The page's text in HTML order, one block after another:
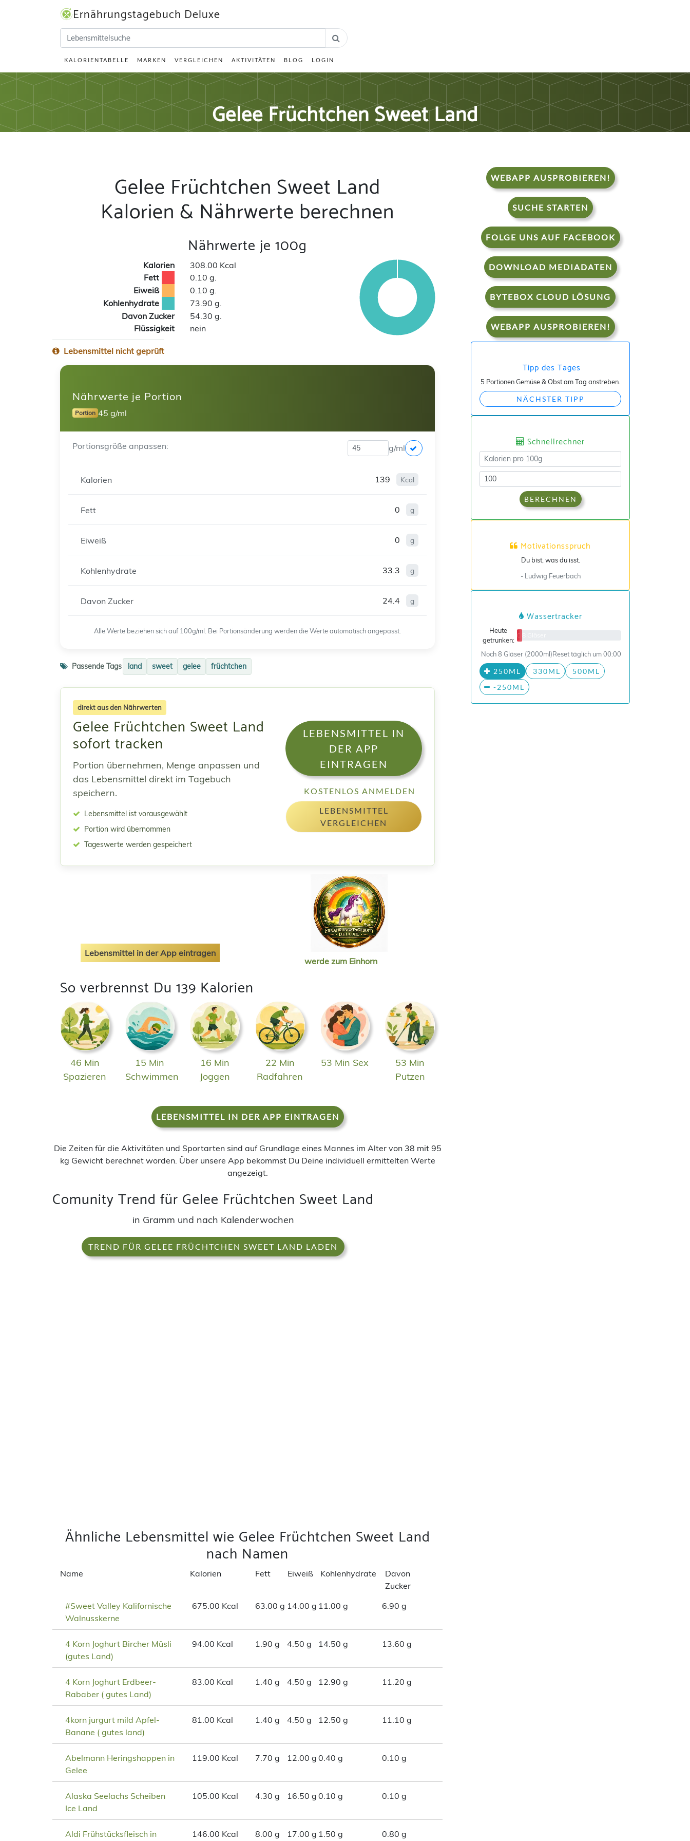
Ernährungstagebuch Deluxe
KALORIENTABELLE MARKEN VERGLEICHEN AKTIVITÄTEN BLOG LOGIN
Gelee Früchtchen Sweet Land
Gelee Früchtchen Sweet Land
Kalorien & Nährwerte berechnen
Nährwerte je 100g
Kalorien
308.00 Kcal
Fett
0.10 g.
Eiweiß
0.10 g.
Kohlenhydrate
73.90 g.
Davon Zucker
54.30 g.
Flüssigkeit
nein
Lebensmittel nicht geprüft
Nährwerte je Portion
Portion 45 g/ml
Portionsgröße anpassen: g/ml
Kalorien 139 Kcal
Fett 0 g
Eiweiß 0 g
Kohlenhydrate 33.3 g
Davon Zucker 24.4 g
Alle Werte beziehen sich auf 100g/ml. Bei Portionsänderung werden die Werte automatisch angepasst.
Passende Tags land sweet gelee früchtchen
direkt aus den Nährwerten
Gelee Früchtchen Sweet Land
sofort tracken
Portion übernehmen, Menge anpassen und
das Lebensmittel direkt im Tagebuch
speichern.
Lebensmittel ist vorausgewählt
Portion wird übernommen
Tageswerte werden gespeichert
LEBENSMITTEL IN
DER APP
EINTRAGEN
KOSTENLOS ANMELDEN
LEBENSMITTEL
VERGLEICHEN
Lebensmittel in der App eintragen
werde zum Einhorn
So verbrennst Du 139 Kalorien
46 Min
Spazieren
15 Min
Schwimmen
16 Min
Joggen
22 Min
Radfahren
53 Min Sex
53 Min
Putzen
LEBENSMITTEL IN DER APP EINTRAGEN
Die Zeiten für die Aktivitäten und Sportarten sind auf Grundlage eines Mannes im Alter von 38 mit 95
kg Gewicht berechnet worden. Über unsere App bekommst Du Deine individuell ermittelten Werte
angezeigt.
Comunity Trend für Gelee Früchtchen Sweet Land
in Gramm und nach Kalenderwochen
TREND FÜR GELEE FRÜCHTCHEN SWEET LAND LADEN
Ähnliche Lebensmittel wie Gelee Früchtchen Sweet Land
nach Namen
Name Kalorien Fett Eiweiß Kohlenhydrate
Davon
Zucker
#Sweet Valley Kalifornische
Walnusskerne
675.00 Kcal 63.00 g 14.00 g 11.00 g 6.90 g
4 Korn Joghurt Bircher Müsli
(gutes Land)
94.00 Kcal 1.90 g 4.50 g 14.50 g 13.60 g
4 Korn Joghurt Erdbeer-
Rababer ( gutes Land)
83.00 Kcal 1.40 g 4.50 g 12.90 g 11.20 g
4korn jurgurt mild Apfel-
Banane ( gutes land)
81.00 Kcal 1.40 g 4.50 g 12.50 g 11.10 g
Abelmann Heringshappen in
Gelee
119.00 Kcal 7.70 g 12.00 g 0.40 g 0.10 g
Alaska Seelachs Scheiben
Ice Land
105.00 Kcal 4.30 g 16.50 g 0.10 g 0.10 g
Aldi Frühstücksfleisch in 146.00 Kcal 8.00 g 17.00 g 1.50 g 0.80 g
WEBAPP AUSPROBIEREN!
SUCHE STARTEN
FOLGE UNS AUF FACEBOOK
DOWNLOAD MEDIADATEN
BYTEBOX CLOUD LÖSUNG
WEBAPP AUSPROBIEREN!
Tipp des Tages
5 Portionen Gemüse & Obst am Tag anstreben.
NÄCHSTER TIPP
Schnellrechner
BERECHNEN
Motivationsspruch
Du bist, was du isst.
- Ludwig Feuerbach
Wassertracker
Heute
getrunken:
0/8 Gläser
Noch 8 Gläser (2000ml)Reset täglich um 00:00
250ML 330ML
500ML
-250ML